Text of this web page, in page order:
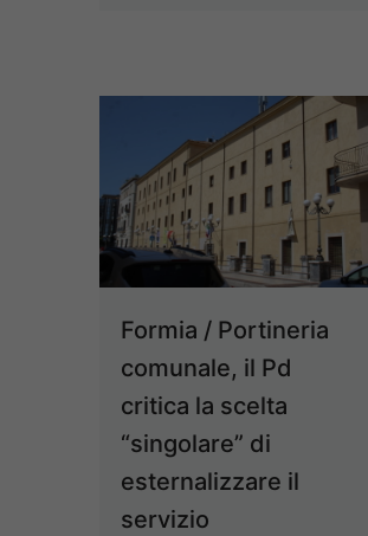
Formia / Portineria
comunale, il Pd
critica la scelta
“singolare” di
esternalizzare il
servizio